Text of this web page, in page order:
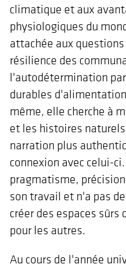
climatique et aux
physiologiques du
attachée aux
résilience des
l'autodétermination
durables
même, elle cherche à
et les histoires
narration plus
connexion avec celui-
pragmatisme,
son travail et n'a pas
créer des espaces
pour les autres.
Au cours de l'année